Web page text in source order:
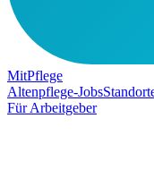
MitPflege
Altenpflege-Jobs
Für Arbeitgeber